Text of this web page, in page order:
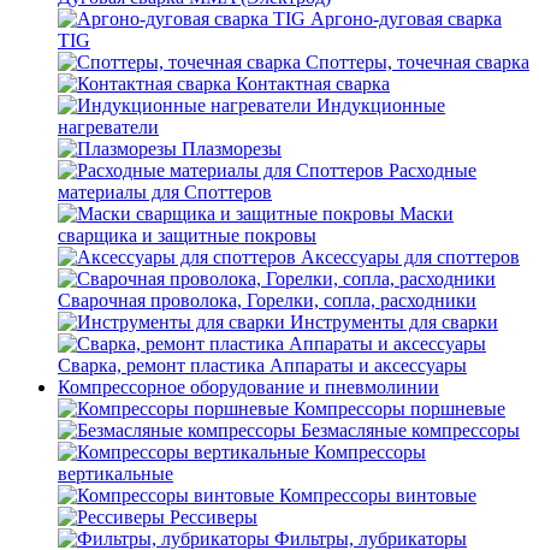
Аргоно-дуговая сварка
TIG
Споттеры, точечная сварка
Контактная сварка
Индукционные
нагреватели
Плазморезы
Расходные
материалы для Споттеров
Маски
сварщика и защитные покровы
Аксессуары для споттеров
Сварочная проволока, Горелки, сопла, расходники
Инструменты для сварки
Сварка, ремонт пластика Аппараты и аксессуары
Компрессорное оборудование и пневмолинии
Компрессоры поршневые
Безмасляные компрессоры
Компрессоры
вертикальные
Компрессоры винтовые
Рессиверы
Фильтры, лубрикаторы